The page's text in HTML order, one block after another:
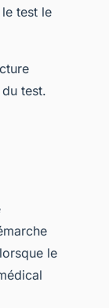
test le
test.
le